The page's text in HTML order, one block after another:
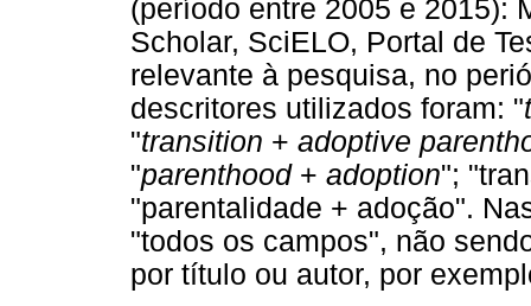
(período entre 2005 e 2015):
Scholar, SciELO, Portal de
relevante à pesquisa, no
descritores utilizados foram: "
"transition + adoptive
"parenthood+ adoption";
"parentalidade + adoção".
"todos os campos", não
por título ou autor, por